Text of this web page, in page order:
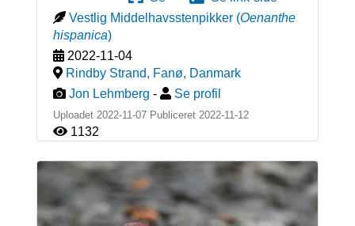
Vestlig Middelhavsstenpikker (Oenanthe
hispanica)
2022-11-04
Rindby Strand, Fanø, Danmark
Jon Lehmberg - Se profil
Uploadet 2022-11-07 Publiceret 2022-11-12
1132